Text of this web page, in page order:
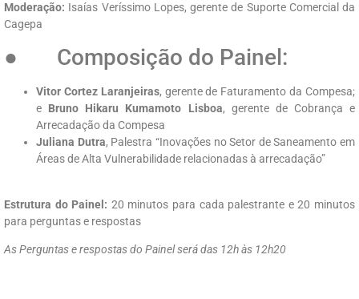
Moderação: Isaías Veríssimo Lopes, gerente de Suporte Comercial da
Cagepa
● Composição do Painel:
Vitor Cortez Laranjeiras, gerente de Faturamento da Compesa;
e Bruno Hikaru Kumamoto Lisboa, gerente de Cobrança e
Arrecadação da Compesa
Juliana Dutra, Palestra “Inovações no Setor de Saneamento em
Áreas de Alta Vulnerabilidade relacionadas à arrecadação”
Estrutura do Painel: 20 minutos para cada palestrante e 20 minutos
para perguntas e respostas
As Perguntas e respostas do Painel será das 12h às 12h20